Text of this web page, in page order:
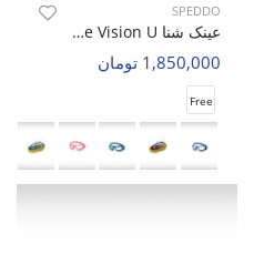
SPEDDO
عینک شنا Unisex Speddo Pure Vision U
1,850,000 تومان
Free